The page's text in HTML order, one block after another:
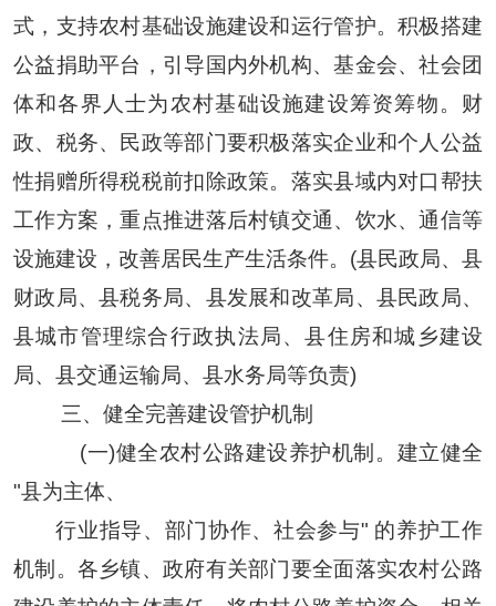
式，支持农村基础设施建设和运行管护。积极搭建
公益捐助平台，引导国内外机构、基金会、社会团
体和各界人士为农村基础设施建设筹资筹物。财
政、税务、民政等部门要积极落实企业和个人公益
性捐赠所得税税前扣除政策。落实县域内对口帮扶
工作方案，重点推进落后村镇交通、饮水、通信等
设施建设，改善居民生产生活条件。(县民政局、县
财政局、县税务局、县发展和改革局、县民政局、
县城市管理综合行政执法局、县住房和城乡建设
局、县交通运输局、县水务局等负责)
三、健全完善建设管护机制
(一)健全农村公路建设养护机制。建立健全
"县为主体、
行业指导、部门协作、社会参与" 的养护工作
机制。各乡镇、政府有关部门要全面落实农村公路